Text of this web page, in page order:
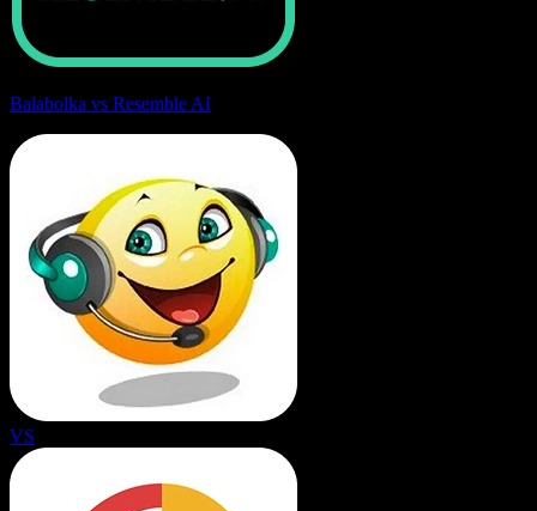
Balabolka vs Resemble AI
VS